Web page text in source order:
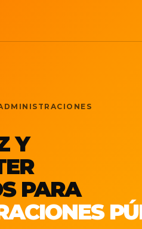
Y
PARA